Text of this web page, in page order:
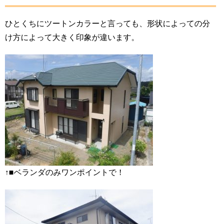
ひとくちにツートンカラーと言っても、形状によっての分
け方によって大きく印象が違います。
↑■ベランダのみワンポイントで！